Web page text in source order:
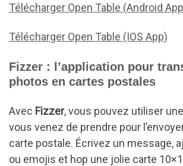
Télécharger Open Table (Android
Télécharger Open Table (IOS App)
Fizzer : l’application pour
photos en cartes postales
Avec Fizzer, vous pouvez utiliser
vous venez de prendre pour
carte postale. Écrivez un message,
ou emojis et hop une jolie carte